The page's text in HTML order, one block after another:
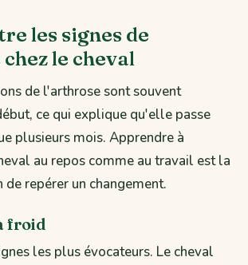
les signes de
le cheval
de l'arthrose sont souvent
ce qui explique qu'elle passe
plusieurs mois. Apprendre à
au repos comme au travail est la
repérer un changement.
froid
les plus évocateurs. Le cheval